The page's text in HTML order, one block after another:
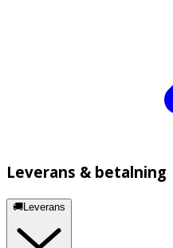
Leverans & betalning
🚚Leverans